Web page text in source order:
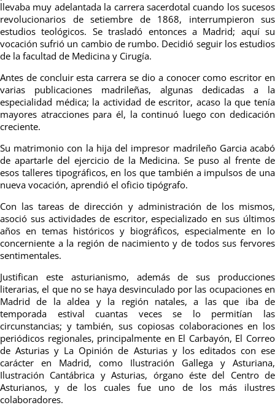
llevaba muy adelantada la carrera sacerdotal cuando los sucesos
revolucionarios de setiembre de 1868, interrumpieron sus
estudios teológicos. Se trasladó entonces a Madrid; aquí su
vocación sufrió un cambio de rumbo. Decidió seguir los estudios
de la facultad de Medicina y Cirugía.
Antes de concluir esta carrera se dio a conocer como escritor en
varias publicaciones madrileñas, algunas dedicadas a la
especialidad médica; la actividad de escritor, acaso la que tenía
mayores atracciones para él, la continuó luego con dedicación
creciente.
Su matrimonio con la hija del impresor madrileño Garcia acabó
de apartarle del ejercicio de la Medicina. Se puso al frente de
esos talleres tipográficos, en los que también a impulsos de una
nueva vocación, aprendió el oficio tipógrafo.
Con las tareas de dirección y administración de los mismos,
asoció sus actividades de escritor, especializado en sus últimos
años en temas históricos y biográficos, especialmente en lo
concerniente a la región de nacimiento y de todos sus fervores
sentimentales.
Justifican este asturianismo, además de sus producciones
literarias, el que no se haya desvinculado por las ocupaciones en
Madrid de la aldea y la región natales, a las que iba de
temporada estival cuantas veces se lo permitían las
circunstancias; y también, sus copiosas colaboraciones en los
periódicos regionales, principalmente en El Carbayón, El Correo
de Asturias y La Opinión de Asturias y los editados con ese
carácter en Madrid, como Ilustración Gallega y Asturiana,
Ilustración Cantábrica y Asturias, órgano éste del Centro de
Asturianos, y de los cuales fue uno de los más ilustres
colaboradores.